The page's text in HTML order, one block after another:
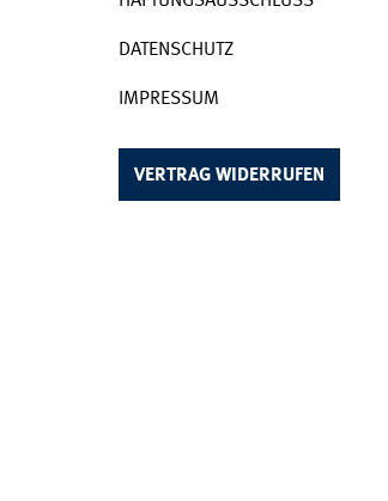
DATENSCHUTZ
IMPRESSUM
VERTRAG WIDERRUFEN